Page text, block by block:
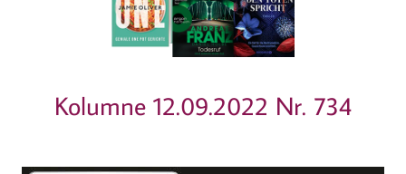
Kolumne 12.09.2022 Nr. 734